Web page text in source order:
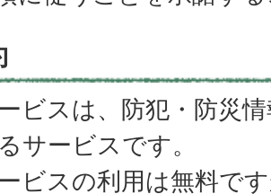
ビスは、防犯・防災
サービスです。
ビスの利用は無料で